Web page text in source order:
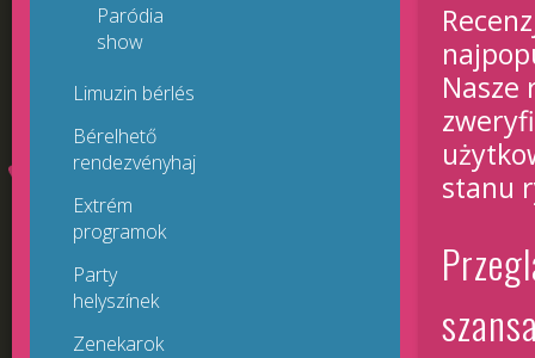
Nasze
stanu
Paródia
show
Limuzin bérlés
Bérelhető
rendezvényhajók
Extrém
programok
Party
helyszínek
Zenekarok